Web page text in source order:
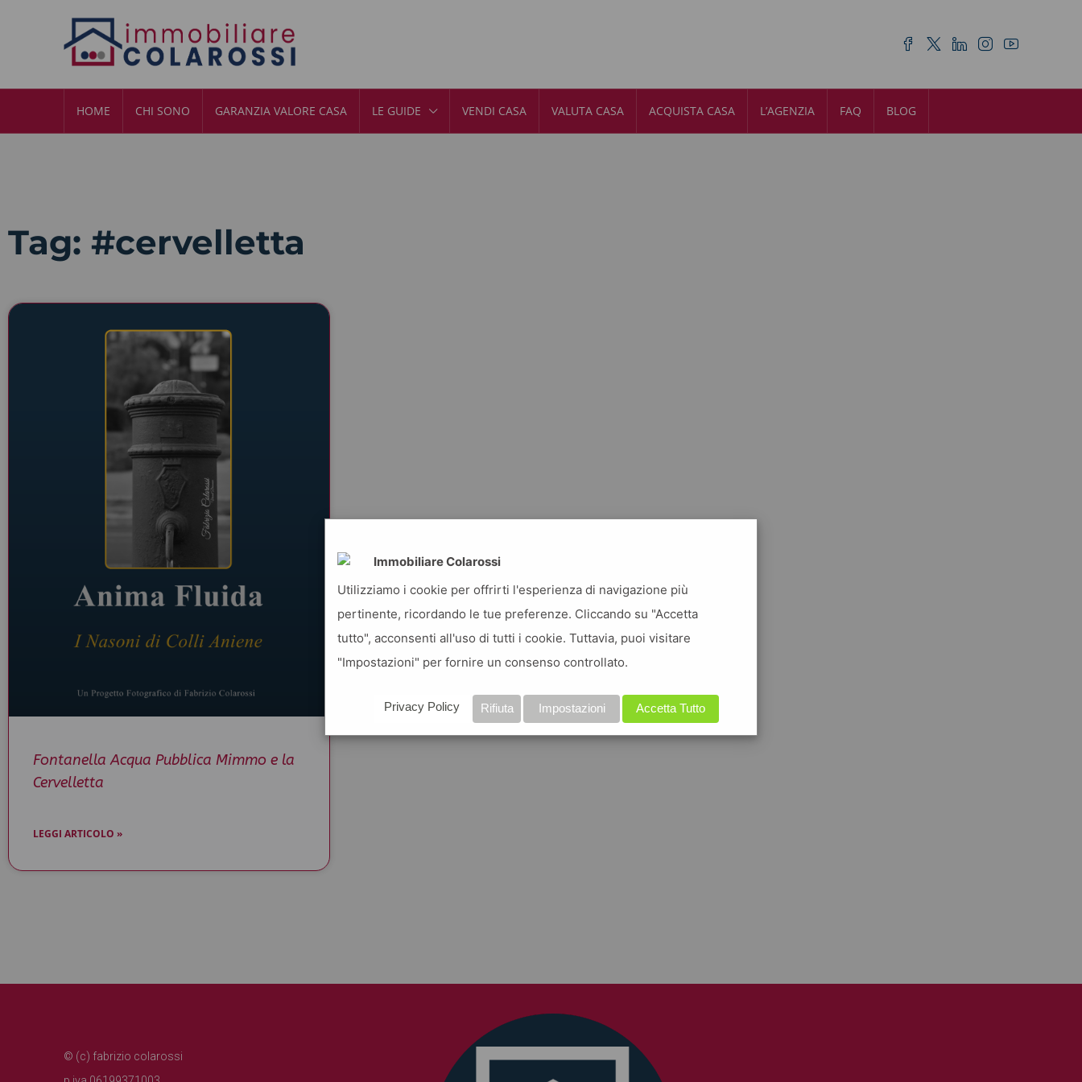
HOME CHI SONO GARANZIA VALORE CASA LE GUIDE VENDI CASA VALUTA CASA ACQUISTA CASA L’AGENZIA FAQ BLOG
Tag: #cervelletta
Fontanella Acqua Pubblica Mimmo e la
Cervelletta
LEGGI ARTICOLO »
© (c) fabrizio colarossi
Immobiliare Colarossi
Utilizziamo i cookie per offrirti l'esperienza di navigazione più
pertinente, ricordando le tue preferenze. Cliccando su "Accetta
tutto", acconsenti all'uso di tutti i cookie. Tuttavia, puoi visitare
"Impostazioni" per fornire un consenso controllato.
Accetta Tutto
Impostazioni
Rifiuta
Privacy Policy